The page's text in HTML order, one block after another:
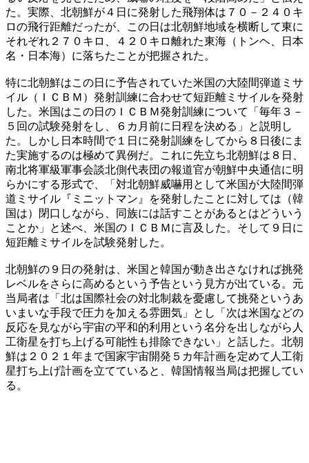
た。実際、北朝鮮が４日に発射した飛翔体は７０－２４０キ
ロの飛行距離だったが、この日は北朝鮮地域を横断して東に
それぞれ２７０キロ、４２０キロ離れた東海（トンヘ、日本
名・日本海）に落ちたことが把握された。
特に北朝鮮はこの日に予告されていた米国の大陸間弾道ミサ
イル（ＩＣＢＭ）発射訓練に合わせて短距離ミサイルを発射
した。米国はこの日のＩＣＢＭ発射訓練について「毎年３－
５回の試験発射をし、６カ月前に日程を決める」と説明し
た。しかし日本時間で１日に発射訓練をしてから８日後にま
た実施するのは極めて異例だ。これに先立ち北朝鮮は８日、
南北将軍級軍事会談北側代表団の報道官が朝鮮中央通信に明
らかにする形式で、「対北朝鮮威嚇用として米国が大陸間弾
道ミサイル『ミニットマン』を発射したことに対しては（韓
国は）閉口しながら、同族には話すことがあるとはどういう
ことか」と述べ、米国のＩＣＢＭに言及した。そして９日に
短距離ミサイルを試験発射した。
北朝鮮の９日の発射は、米国と韓国が動き出さなければ挑発
レベルをさらに高めるという予告という見方が出ている。元
当局者は「北は国際社会の対北制裁を憂慮して挑発というあ
いまいな手段で圧力を加える雰囲気」とし「次は米国などの
反応を見ながら宇宙の平和的利用という名分を出しながら人
工衛星を打ち上げる可能性も排除できない」と話した。北朝
鮮は２０２１年まで国家宇宙開発５カ年計画を定めて人工衛
星打ち上げ計画を立てていると、韓国情報当局は把握してい
る。